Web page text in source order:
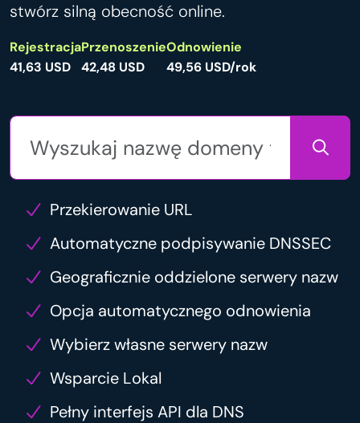
stwórz silną obecność online.
Rejestracja
41,63 USD
Przenoszenie
42,48 USD
Odnowienie
49,56 USD/rok
Przekierowanie URL
Automatyczne podpisywanie DNSSEC
Geograficznie oddzielone serwery nazw
Opcja automatycznego odnowienia
Wybierz własne serwery nazw
Wsparcie Lokal
Pełny interfejs API dla DNS